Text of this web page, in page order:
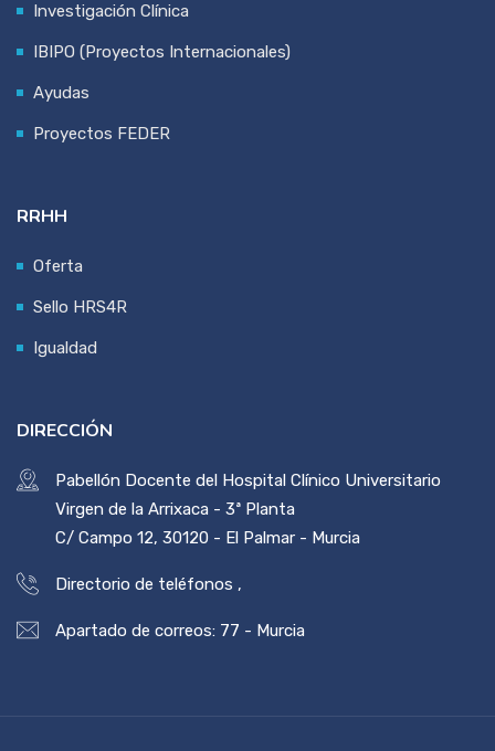
Investigación Clínica
IBIPO (Proyectos Internacionales)
Ayudas
Proyectos FEDER
RRHH
Oferta
Sello HRS4R
Igualdad
DIRECCIÓN
Pabellón Docente del Hospital Clínico Universitario
Virgen de la Arrixaca - 3ª Planta
C/ Campo 12, 30120 - El Palmar - Murcia
Directorio de teléfonos ,
Apartado de correos: 77 - Murcia